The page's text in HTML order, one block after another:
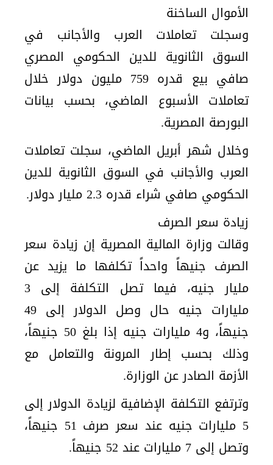
الأموال الساخنة
وسجلت تعاملات العرب والأجانب في
السوق الثانوية للدين الحكومي المصري
صافي بيع قدره 759 مليون دولار خلال
تعاملات الأسبوع الماضي، بحسب بيانات
البورصة المصرية.
وخلال شهر أبريل الماضي، سجلت تعاملات
العرب والأجانب في السوق الثانوية للدين
الحكومي صافي شراء قدره 2.3 مليار دولار.
زيادة سعر الصرف
وقالت وزارة المالية المصرية إن زيادة سعر
الصرف جنيهاً واحداً تكلفها ما يزيد عن
مليار جنيه، فيما تصل التكلفة إلى 3
مليارات جنيه حال وصل الدولار إلى 49
جنيهاً، و4 مليارات جنيه إذا بلغ 50 جنيهاً،
وذلك بحسب إطار المرونة والتعامل مع
الأزمة الصادر عن الوزارة.
وترتفع التكلفة الإضافية لزيادة الدولار إلى
5 مليارات جنيه عند سعر صرف 51 جنيهاً،
وتصل إلى 7 مليارات عند 52 جنيهاً.